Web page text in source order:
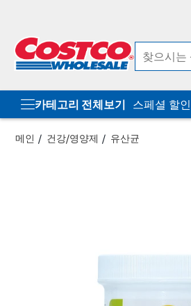
카테고리 전체보기 스페셜 할인
메인 건강/영양제 유산균